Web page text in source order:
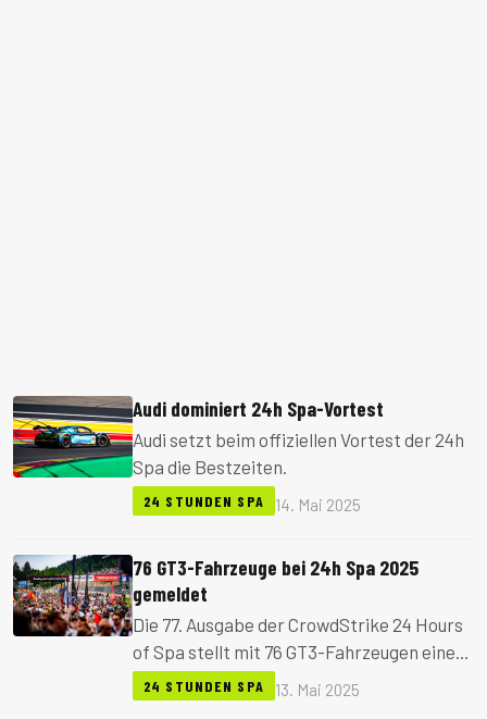
Audi dominiert 24h Spa-Vortest
Audi setzt beim offiziellen Vortest der 24h
Spa die Bestzeiten.
24 STUNDEN SPA 14. Mai 2025
76 GT3-Fahrzeuge bei 24h Spa 2025
gemeldet
Die 77. Ausgabe der CrowdStrike 24 Hours
of Spa stellt mit 76 GT3-Fahrzeugen einen
neuen Starterrekord im GT-Zeitalter auf.
Neben Top-Teams und Marken sind
24 STUNDEN SPA 13. Mai 2025